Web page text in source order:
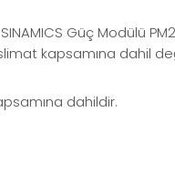
Güç Modülü
kapsamına dahil
dahildir.